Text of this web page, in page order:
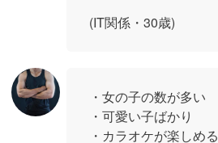
(IT関係・30歳)
・女の子の数が多い
・可愛い子ばかり
・カラオケが楽しめる